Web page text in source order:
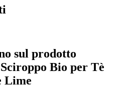
sul prodotto
Bio per Tè
Lime